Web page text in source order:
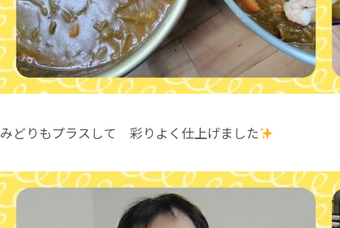
みどりもプラスして 彩りよく仕上げました